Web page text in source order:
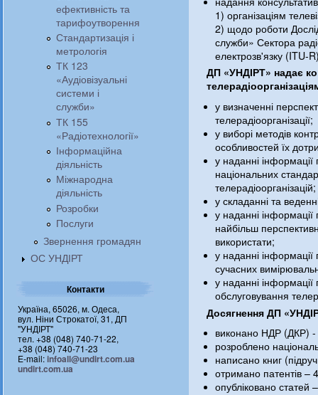
ефективність та
тарифоутворення
Стандартизація і
метрологія
ТК 123
«Аудіовізуальні
системи і
служби»
ТК 155
«Радіотехнології»
Інформаційна
діяльність
Міжнародна
діяльність
Розробки
Послуги
Звернення громадян
ОС УНДІРТ
Контакти
Україна, 65026, м. Одеса,
вул. Ніни Строкатої, 31, ДП
"УНДІРТ"
тел. +38 (048) 740-71-22,
+38 (048) 740-71-23
E-mail:infoall@undirt.com.ua
undirt.com.ua
1) організаціям
2) щодо роботи
служби» Сектора
електрозв'язку (ITU-
ДП «УНДІРТ» надає
у визначенні
телерадіоорганізації;
у виборі методів
особливостей їх
у наданні
національних
телерадіоорганізацій;
у складанні та
у наданні інформації
найбільш
використати;
у наданні інформації
сучасних
у наданні інформації
обслуговування
Досягнення ДП
виконано НДР (ДКР) -
розроблено
написано книг
отримано патентів –
опубліковано статей